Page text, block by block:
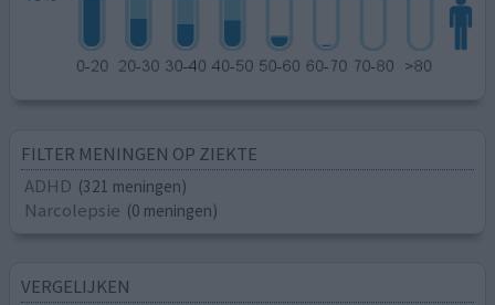
FILTER MENINGEN OP ZIEKTE
ADHD (321 meningen)
Narcolepsie (0 meningen)
VERGELIJKEN